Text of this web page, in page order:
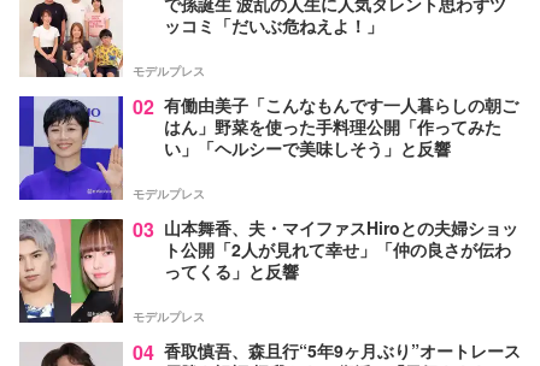
ッコミ「だいぶ危ねえよ！」
モデルプレス
02 有働由美子「こんなもんです一人暮らしの朝ご
はん」野菜を使った手料理公開「作ってみた
い」「ヘルシーで美味しそう」と反響
モデルプレス
03 山本舞香、夫・マイファスHiroとの夫婦ショッ
ト公開「2人が見れて幸せ」「仲の良さが伝わ
ってくる」と反響
モデルプレス
04 香取慎吾、森且行“5年9ヶ月ぶり”オートレース